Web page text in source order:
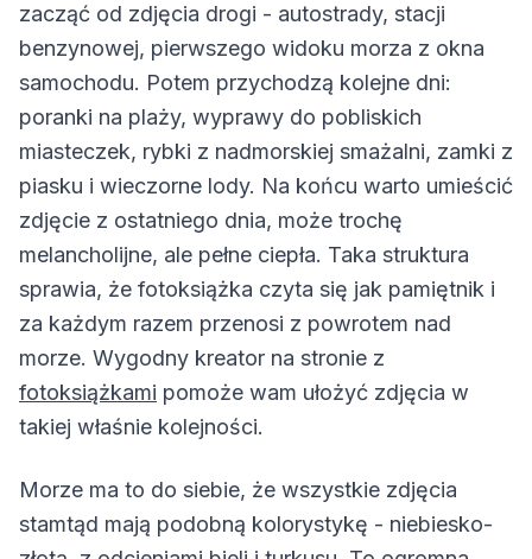
zacząć od zdjęcia drogi - autostrady, stacji
benzynowej, pierwszego widoku morza z okna
samochodu. Potem przychodzą kolejne dni:
poranki na plaży, wyprawy do pobliskich
miasteczek, rybki z nadmorskiej smażalni, zamki z
piasku i wieczorne lody. Na końcu warto umieścić
zdjęcie z ostatniego dnia, może trochę
melancholijne, ale pełne ciepła. Taka struktura
sprawia, że fotoksiążka czyta się jak pamiętnik i
za każdym razem przenosi z powrotem nad
morze. Wygodny kreator na stronie z
fotoksiążkami pomoże wam ułożyć zdjęcia w
takiej właśnie kolejności.
Morze ma to do siebie, że wszystkie zdjęcia
stamtąd mają podobną kolorystykę - niebiesko-